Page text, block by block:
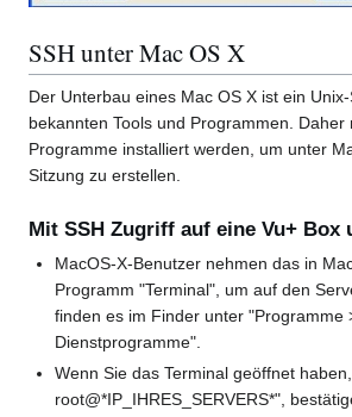
SSH unter Mac OS X
Der Unterbau eines Mac OS X ist ein
bekannten Tools und Programmen. Daher
Programme installiert werden, um unter
Sitzung zu erstellen.
Mit SSH Zugriff auf eine Vu+ Box
MacOS-X-Benutzer nehmen das in
Programm "Terminal", um auf den
finden es im Finder unter "Programme
Dienstprogramme".
Wenn Sie das Terminal geöffnet
root@*IP_IHRES_SERVERS*",